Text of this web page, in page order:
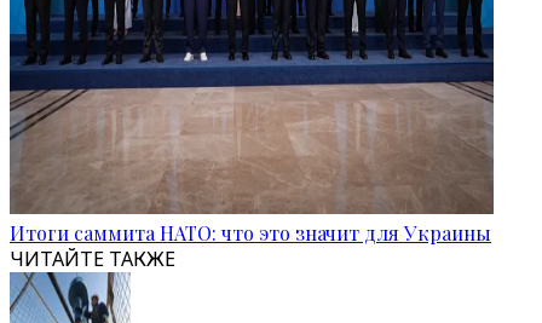
Итоги саммита НАТО: что это значит для Украины
ЧИТАЙТЕ ТАКЖЕ